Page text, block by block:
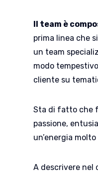
Il team è
prima linea che
un team
modo
cliente su
Sta di fatto che
passione,
un’energia
A descrivere nel